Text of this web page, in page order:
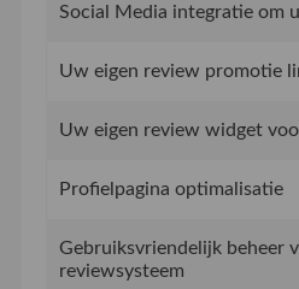
Social Media integratie om
Uw eigen review promotie
Uw eigen review widget
Profielpagina optimalisatie
Gebruiksvriendelijk beheer
reviewsysteem